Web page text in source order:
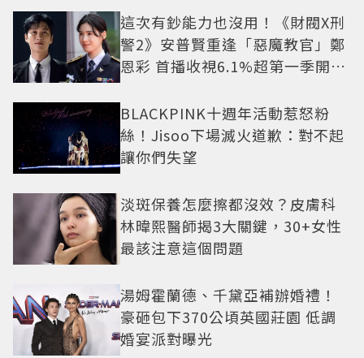
這次有鈔能力也沒用！《財閥X刑
警2》安普賢重逢「惡魔教官」鄭
恩彩 首播收視6.1%超第一季開紅
BLACKPINK十週年活動惹怒粉
絲！Jisoo下場滅火道歉：對不起
讓你們失望
淡斑保養怎麼擦都沒效？皮膚科
林暐熙醫師揭3大關鍵，30+女性
最該注意這個問題
湯姆霍蘭德、千黛亞補辦婚禮！
豪砸包下370公頃英國莊園 低調
婚宴派對曝光